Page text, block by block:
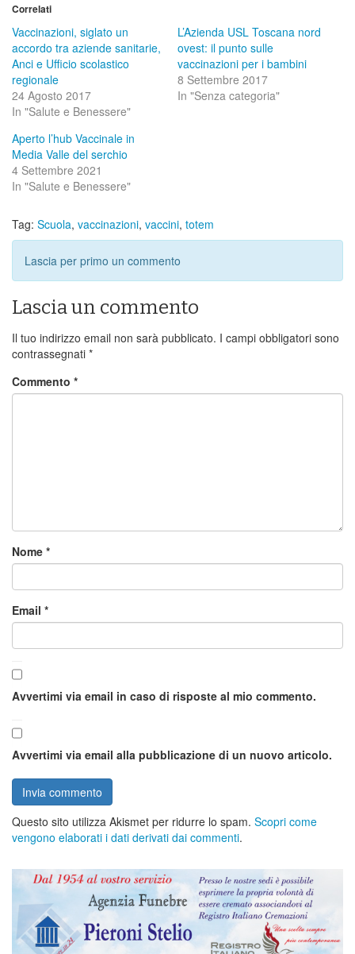
Correlati
Vaccinazioni, siglato un
accordo tra aziende sanitarie,
Anci e Ufficio scolastico
regionale
24 Agosto 2017
In "Salute e Benessere"
L’Azienda USL Toscana nord
ovest: il punto sulle
vaccinazioni per i bambini
8 Settembre 2017
In "Senza categoria"
Aperto l’hub Vaccinale in
Media Valle del serchio
4 Settembre 2021
In "Salute e Benessere"
Tag: Scuola, vaccinazioni, vaccini, totem
Lascia per primo un commento
Lascia un commento
Il tuo indirizzo email non sarà pubblicato. I campi obbligatori sono
contrassegnati *
Commento *
Nome *
Email *
Avvertimi via email in caso di risposte al mio commento.
Avvertimi via email alla pubblicazione di un nuovo articolo.
Questo sito utilizza Akismet per ridurre lo spam. Scopri come
vengono elaborati i dati derivati dai commenti.